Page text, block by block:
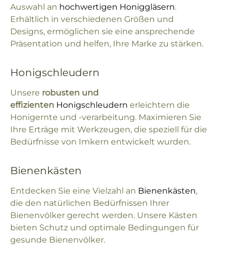
Auswahl an hochwertigen Honiggläsern.
Erhältlich in verschiedenen Größen und
Designs, ermöglichen sie eine ansprechende
Präsentation und helfen, Ihre Marke zu stärken.
Honigschleudern
Unsere robusten und
effizienten Honigschleudern erleichtern die
Honigernte und -verarbeitung. Maximieren Sie
Ihre Erträge mit Werkzeugen, die speziell für die
Bedürfnisse von Imkern entwickelt wurden.
Bienenkästen
Entdecken Sie eine Vielzahl an Bienenkästen,
die den natürlichen Bedürfnissen Ihrer
Bienenvölker gerecht werden. Unsere Kästen
bieten Schutz und optimale Bedingungen für
gesunde Bienenvölker.